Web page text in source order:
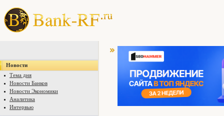
Новости
Тема дня
Новости Банков
Новости Экономики
Аналитика
Интервью